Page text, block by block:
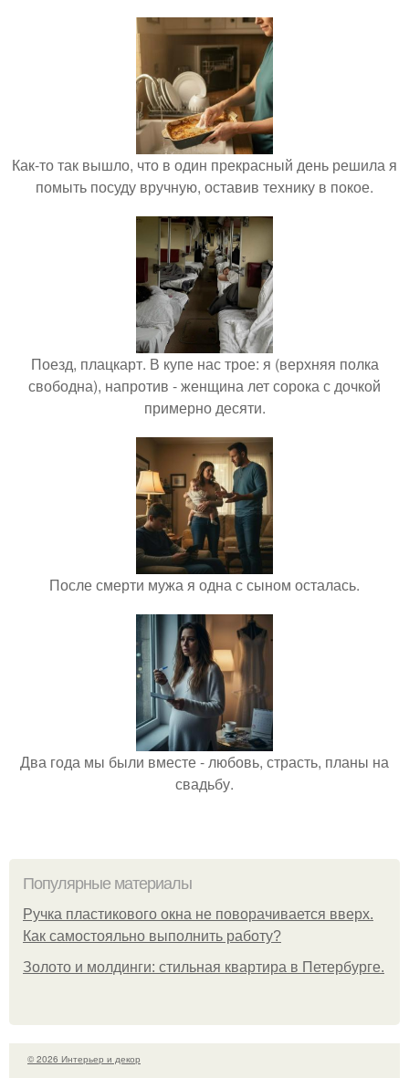
Как-то так вышло, что в один прекрасный день решила я
помыть посуду вручную, оставив технику в покое.
Поезд, плацкарт. В купе нас трое: я (верхняя полка
свободна), напротив - женщина лет сорока с дочкой
примерно десяти.
После смерти мужа я одна с сыном осталась.
Два года мы были вместе - любовь, страсть, планы на
свадьбу.
Популярные материалы
Ручка пластикового окна не поворачивается вверх.
Как самостояльно выполнить работу?
Золото и молдинги: стильная квартира в Петербурге.
© 2026 Интерьер и декор